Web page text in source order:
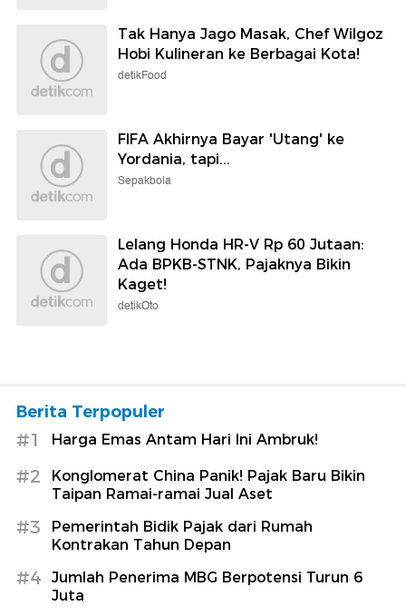
Tak Hanya Jago Masak, Chef Wilgoz
Hobi Kulineran ke Berbagai Kota!
detikFood
FIFA Akhirnya Bayar 'Utang' ke
Yordania, tapi...
Sepakbola
Lelang Honda HR-V Rp 60 Jutaan:
Ada BPKB-STNK, Pajaknya Bikin
Kaget!
detikOto
Berita Terpopuler
#1 Harga Emas Antam Hari Ini Ambruk!
#2
Konglomerat China Panik! Pajak Baru Bikin
Taipan Ramai-ramai Jual Aset
#3
Pemerintah Bidik Pajak dari Rumah
Kontrakan Tahun Depan
#4
Jumlah Penerima MBG Berpotensi Turun 6
Juta